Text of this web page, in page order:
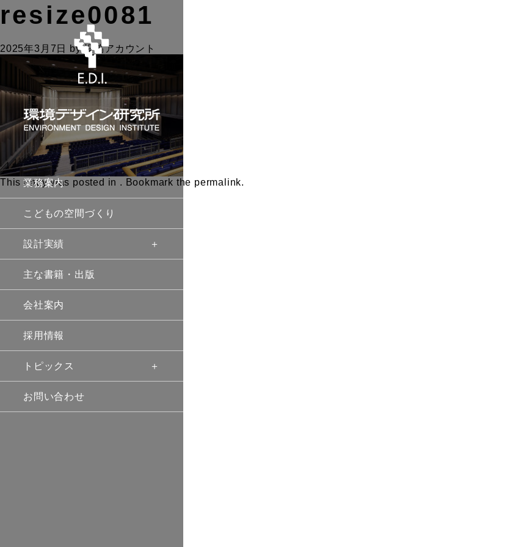
業務案内
こどもの空間づくり
設計実績
主な書籍・出版
会社案内
採用情報
トピックス
お問い合わせ
resize0081
2025年3月7日 by投稿アカウント
This entry was posted in . Bookmark the permalink.